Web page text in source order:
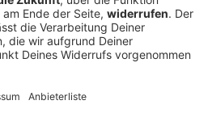
ein zufällig anwesender
Fahrer. Auch die Fahrerin